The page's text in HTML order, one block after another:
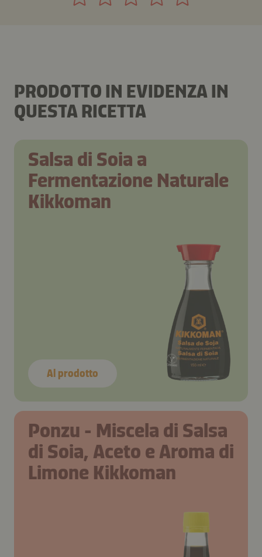
PRODOTTO IN EVIDENZA IN
QUESTA RICETTA
Salsa di Soia a
Fermentazione Naturale
Kikkoman
Al prodotto
Ponzu - Miscela di Salsa
di Soia, Aceto e Aroma di
Limone Kikkoman